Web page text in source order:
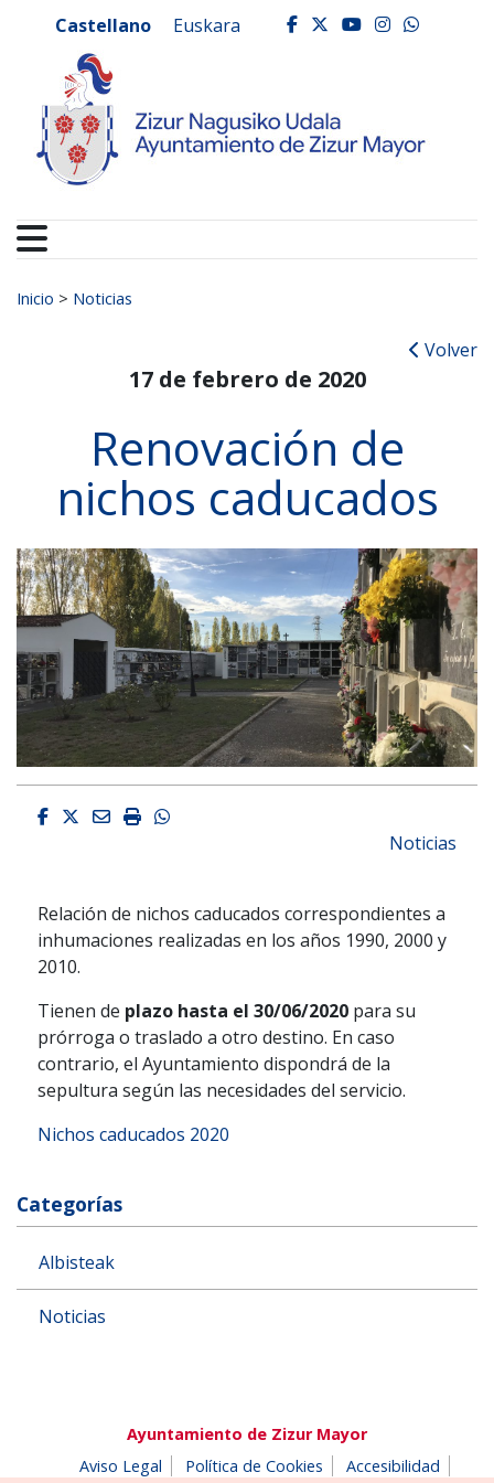
Ayuntamiento de
Castellano Euskara facebook
twitter
youtube
Buscar:
Inicio > Noticias
Volver
17 de febrero de 2020
Renovación de
nichos caducados
Facebook
Twitter
EmailImprimirWhatsapp
Noticias
Relación de nichos caducados correspondientes a
inhumaciones realizadas en los años 1990, 2000 y
2010.
Tienen de plazo hasta el 30/06/2020para su
prórroga o traslado a otro destino. En caso
contrario, el Ayuntamiento dispondrá de la
sepultura según las necesidades del servicio.
Nichos caducados 2020
Categorías
Albisteak
Noticias
Ayuntamiento de Zizur Mayor
Aviso Legal
Política de Cookies
Accesibilidad